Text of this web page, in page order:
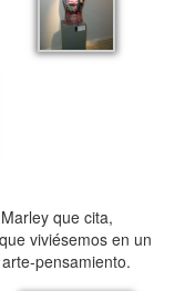
que cita,
viviésemos en un
pensamiento.